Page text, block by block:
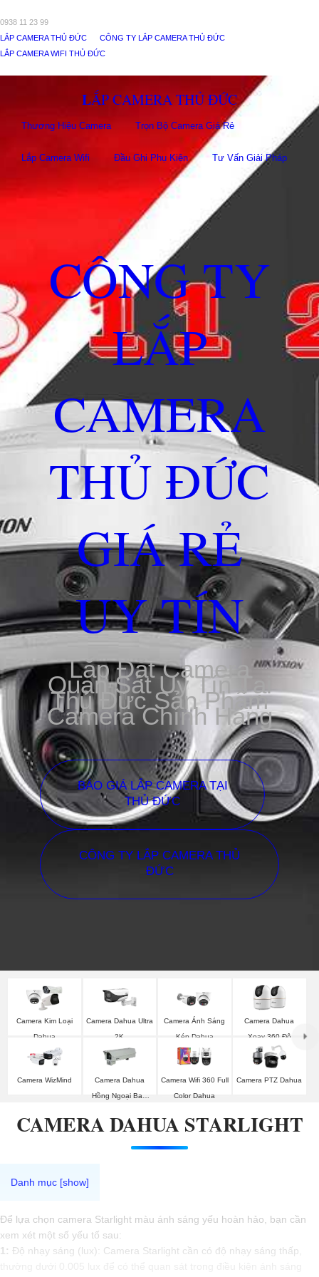
0938 11 23 99
LẮP CAMERA THỦ ĐỨC
CÔNG TY LẮP CAMERA THỦ ĐỨC
LẮP CAMERA WIFI THỦ ĐỨC
LẮP CAMERA THỦ ĐỨC
Thương Hiệu Camera Trọn Bộ Camera Giá Rẻ
Lắp Camera Wifi Đầu Ghi Phụ Kiên Tư Vấn Giải Pháp
CÔNG TY
LẮP
CAMERA
THỦ ĐỨC
GIÁ RẺ
UY TÍN
Lắp Đặt Camera
Quan Sát Uy Tín Tại
Thủ Đức Sản Phẩm
Camera Chính Hãng
BÁO GIÁ LẮP CAMERA TẠI
THỦ ĐỨC
CÔNG TY LẮP CAMERA THỦ
ĐỨC
Camera Kim Loại
Dahua
Camera Dahua Ultra
2K
Camera Ánh Sáng
Kép Dahua
Camera Dahua
Xoay 360 Độ
Camera WizMind
Camera Dahua
Hồng Ngoại Ban
Camera Wifi 360 Full
Color Dahua
Camera PTZ Dahua
CAMERA DAHUA STARLIGHT
Để lựa chọn camera Starlight màu ánh sáng yếu hoàn hảo, bạn cần
xem xét một số yếu tố sau:
1: Độ nhạy sáng (lux): Camera Starlight cần có độ nhạy sáng thấp,